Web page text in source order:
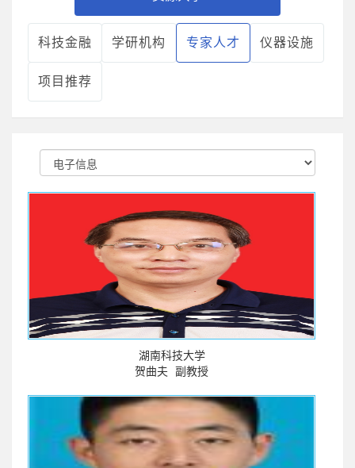
科技金融 学研机构 专家人才 仪器设施
项目推荐
湖南科技大学
贺曲夫
副教授